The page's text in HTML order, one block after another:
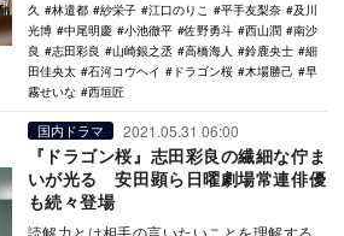
久
林遣都 紗栄子 江口のりこ 平手友梨奈
及川
光博
中尾明慶 小池徹平 佐野勇斗 西山潤
南沙
良
志田彩良 山崎銀之丞 高橋海人 鈴鹿央士
細
田佳央太
石河コウヘイ ドラゴン桜 木場勝己
早
霧せいな
西垣匠
国内ドラマ 2021.05.31 06:00
『ドラゴン桜』志田彩良の繊細な佇ま
いが光る 安田顕ら日曜劇場常連俳優
も続々登場
読解力とは相手の言いたいことを理解する